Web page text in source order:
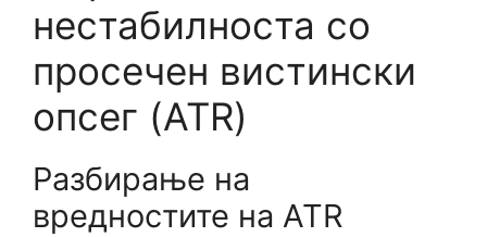
нестабилноста со
просечен вистински
опсег (ATR)
Разбирање на
вредностите на ATR